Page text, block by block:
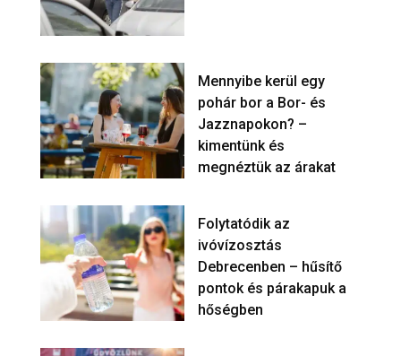
Mennyibe kerül egy
pohár bor a Bor- és
Jazznapokon? –
kimentünk és
megnéztük az árakat
Folytatódik az
ivóvízosztás
Debrecenben – hűsítő
pontok és párakapuk a
hőségben